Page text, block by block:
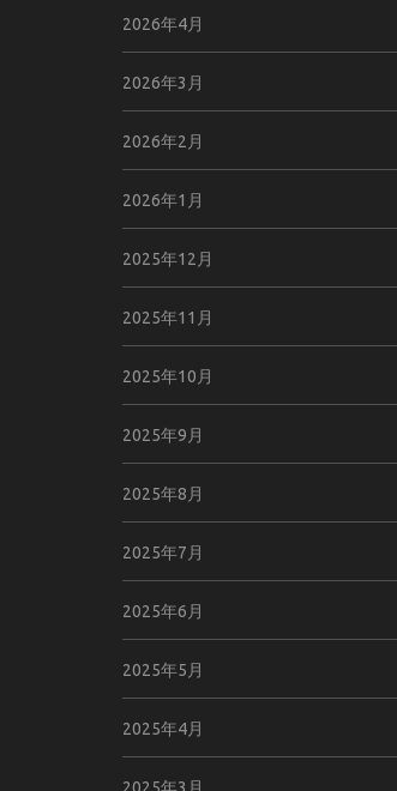
2026年4月
2026年3月
2026年2月
2026年1月
2025年12月
2025年11月
2025年10月
2025年9月
2025年8月
2025年7月
2025年6月
2025年5月
2025年4月